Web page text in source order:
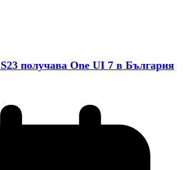
получава One UI 7 в България